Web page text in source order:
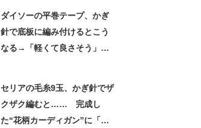
ダイソーの平巻テープ、かぎ
針で底板に編み付けるとこう
なる→「軽くて良さそう」
セリアの毛糸9玉、かぎ針でザ
クザク編むと…… 完成し
た“花柄カーディガン”に「す